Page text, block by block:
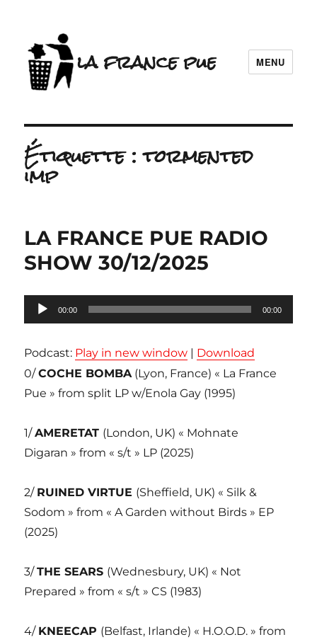
la france pue MENU
Étiquette :tormented
imp
LA FRANCE PUE RADIO
SHOW 30/12/2025
Lecteur
audio
00:00 00:00
Podcast: Play in new window | Download
0/COCHE BOMBA(Lyon, France) « La France
Pue » from split LP w/Enola Gay (1995)
1/AMERETAT (London, UK) « Mohnate
Digaran » from « s/t » LP (2025)
2/ RUINED VIRTUE (Sheffield, UK) « Silk &
Sodom » from « A Garden without Birds » EP
(2025)
3/THE SEARS (Wednesbury, UK) « Not
Prepared » from « s/t » CS (1983)
4/ KNEECAP (Belfast, Irlande) « H.O.O.D. » from